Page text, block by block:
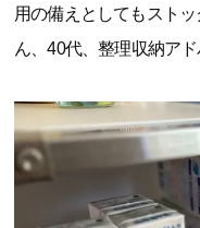
用の備えとしてもスト
ん、40代、整理収納ア